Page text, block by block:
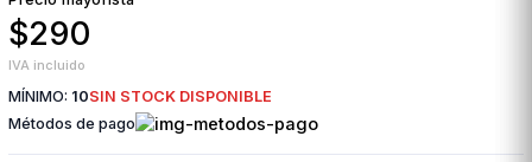
$290
IVA incluido
MÍNIMO: 10SIN STOCK DISPONIBLE
Métodos de pago